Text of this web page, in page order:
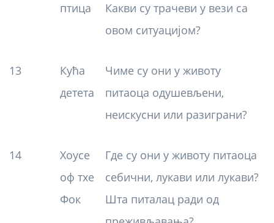
птица
Какви су трачеви у вези са
овом ситуацијом?
13
Кућа
детета
Чиме су они у животу
питаоца одушевљени,
неискусни или разиграни?
14
Хоусе
оф тхе
Фок
Где су они у животу питаоца
себични, лукави или лукави?
Шта питалац ради од